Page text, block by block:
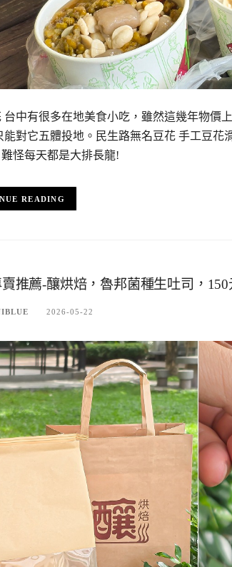
台中有很多在地美食小吃，雖然這幾年物價
能對它五體投地。民生路無名豆花 手工豆花
怪每天都是大排長龍!
READING
推薦-釀烘焙，魯邦菌種生吐司，
2026-05-22